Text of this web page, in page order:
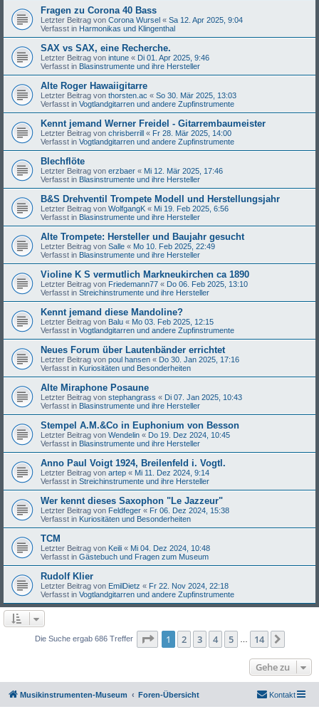
Fragen zu Corona 40 Bass
Letzter Beitrag von Corona Wursel « Sa 12. Apr 2025, 9:04
Verfasst in Harmonikas und Klingenthal
SAX vs SAX, eine Recherche.
Letzter Beitrag von intune « Di 01. Apr 2025, 9:46
Verfasst in Blasinstrumente und ihre Hersteller
Alte Roger Hawaiigitarre
Letzter Beitrag von thorsten.ac « So 30. Mär 2025, 13:03
Verfasst in Vogtlandgitarren und andere Zupfinstrumente
Kennt jemand Werner Freidel - Gitarrembaumeister
Letzter Beitrag von chrisberrill « Fr 28. Mär 2025, 14:00
Verfasst in Vogtlandgitarren und andere Zupfinstrumente
Blechflöte
Letzter Beitrag von erzbaer « Mi 12. Mär 2025, 17:46
Verfasst in Blasinstrumente und ihre Hersteller
B&S Drehventil Trompete Modell und Herstellungsjahr
Letzter Beitrag von WolfgangK « Mi 19. Feb 2025, 6:56
Verfasst in Blasinstrumente und ihre Hersteller
Alte Trompete: Hersteller und Baujahr gesucht
Letzter Beitrag von Salle « Mo 10. Feb 2025, 22:49
Verfasst in Blasinstrumente und ihre Hersteller
Violine K S vermutlich Markneukirchen ca 1890
Letzter Beitrag von Friedemann77 « Do 06. Feb 2025, 13:10
Verfasst in Streichinstrumente und ihre Hersteller
Kennt jemand diese Mandoline?
Letzter Beitrag von Balu « Mo 03. Feb 2025, 12:15
Verfasst in Vogtlandgitarren und andere Zupfinstrumente
Neues Forum über Lautenbänder errichtet
Letzter Beitrag von poul hansen « Do 30. Jan 2025, 17:16
Verfasst in Kuriositäten und Besonderheiten
Alte Miraphone Posaune
Letzter Beitrag von stephangrass « Di 07. Jan 2025, 10:43
Verfasst in Blasinstrumente und ihre Hersteller
Stempel A.M.&Co in Euphonium von Besson
Letzter Beitrag von Wendelin « Do 19. Dez 2024, 10:45
Verfasst in Blasinstrumente und ihre Hersteller
Anno Paul Voigt 1924, Breilenfeld i. Vogtl.
Letzter Beitrag von artep « Mi 11. Dez 2024, 9:14
Verfasst in Streichinstrumente und ihre Hersteller
Wer kennt dieses Saxophon "Le Jazzeur"
Letzter Beitrag von Feldfeger « Fr 06. Dez 2024, 15:38
Verfasst in Kuriositäten und Besonderheiten
TCM
Letzter Beitrag von Keili « Mi 04. Dez 2024, 10:48
Verfasst in Gästebuch und Fragen zum Museum
Rudolf Klier
Letzter Beitrag von EmilDietz « Fr 22. Nov 2024, 22:18
Verfasst in Vogtlandgitarren und andere Zupfinstrumente
Die Suche ergab 686 Treffer Seite 1von 14
1 2 3 4 5 14
Gehe zu
Musikinstrumenten-Museum Foren-Übersicht Kontakt